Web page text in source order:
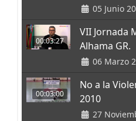
05 Junio
00:03:27
VII Jornada
Alhama GR.
06 Marzo
00:03:00
No a la
2010
27